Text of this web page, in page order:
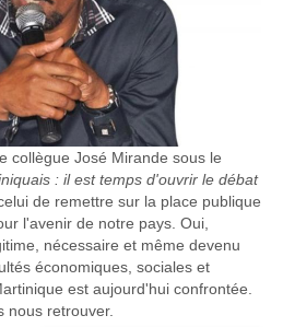
collègue José Mirande sous le
: il est temps d'ouvrir le débat
de remettre sur la place publique
l'avenir de notre pays. Oui,
nécessaire et même devenu
économiques, sociales et
est aujourd'hui confrontée.
nous retrouver.